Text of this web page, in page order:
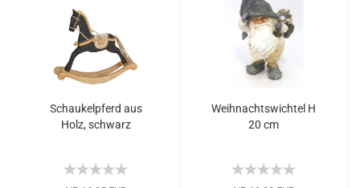
Schaukelpferd aus
Holz, schwarz
Weihnachtswichtel H
20 cm